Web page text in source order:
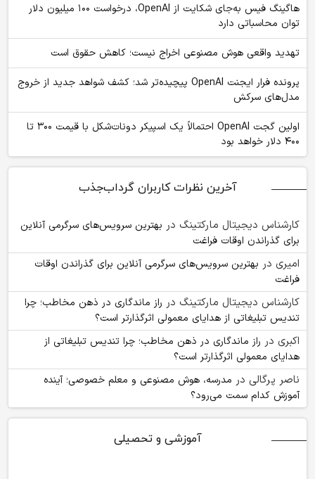
هاگینگ فیس به‌جای شکایت از OpenAI، درخواست ۱۰۰ میلیون دلار
توان محاسباتی دارد
تهدید واقعی هوش مصنوعی اخراج نیست؛ کاهش حقوق است
پرونده فرار ایجنت OpenAI پیچیده‌تر شد؛ کشف شواهد جدید از خروج
مدل‌های سرکش
اولین گجت OpenAI احتمالاً یک اسپیکر دونات‌شکل با قیمت ۳۰۰ تا
۴۰۰ دلار خواهد بود
آخرین نظرات کاربران گرداب‌جذب
کارشناس دیجیتال مارکتینگ در بهترین سرویس‌های سرگرمی آنلاین
برای گذراندن اوقات فراغت
امیری در بهترین سرویس‌های سرگرمی آنلاین برای گذراندن اوقات
فراغت
کارشناس دیجیتال مارکتینگ در راز ماندگاری در ذهن مخاطب؛ چرا
تندیس تبلیغاتی از هدایای معمولی اثرگذارتر است؟
اکبری در راز ماندگاری در ذهن مخاطب؛ چرا تندیس تبلیغاتی از
هدایای معمولی اثرگذارتر است؟
ناصر پرگالی در مدرسه، هوش مصنوعی و معلم خصوصی؛ آینده
آموزش کدام سمت می‌رود؟
آموزشی و تحصیلی